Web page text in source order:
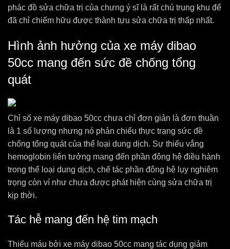
phác đồ sửa chữa trị của chưng ý sĩ là rất chú trung khu để
đã chỉ chiếm hữu được thành tựu sửa chữa trị thấp nhất.
Hình ảnh hưởng của xe máy dibao
50cc mang đến sức đề chống tổng
quát
Chỉ số xe máy dibao 50cc chưa chỉ đơn giản là đơn thuần
là 1 số lượng nhưng nó phản chiếu thực trạng sức đề
chống tổng quát của thể loại dung dịch. Sự thiếu vắng
hemoglobin liên tưởng mang đến phần đông hệ điều hành
trong thể loại dung dịch, chế tác phần đông hệ lụy nghiêm
trọng còn ví như chưa được phát hiện cùng sửa chữa trị
kịp thời.
Tác hễ mang đến hệ tim mạch
Thiếu máu bởi xe máy dibao 50cc mang tác dụng giảm